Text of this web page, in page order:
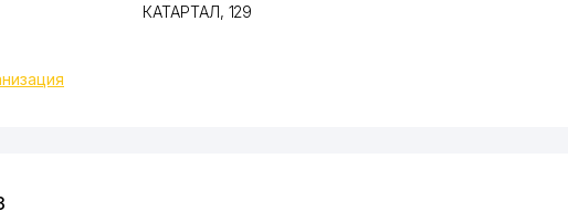
КАТАРТАЛ, 129